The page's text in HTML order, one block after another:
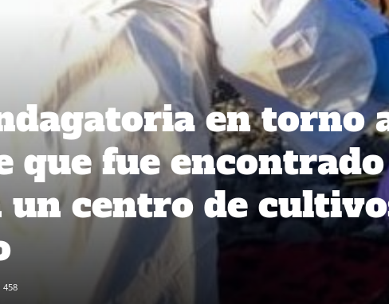
en torno
que fue encontrado
centro de
458